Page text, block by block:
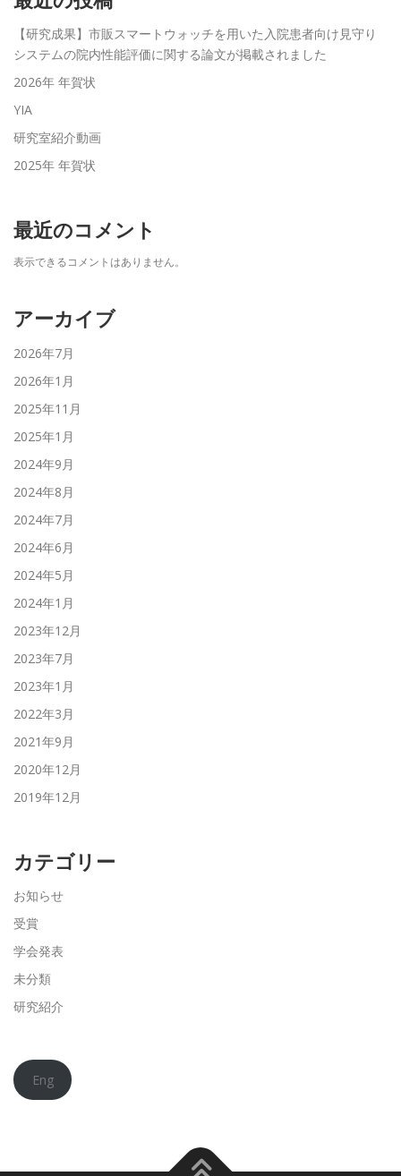
【研究成果】市販スマートウォッチを用いた入院患者向け見守り
システムの院内性能評価に関する論文が掲載されました
2026年 年賀状
YIA
研究室紹介動画
2025年 年賀状
最近のコメント
表示できるコメントはありません。
アーカイブ
2026年7月
2026年1月
2025年11月
2025年1月
2024年9月
2024年8月
2024年7月
2024年6月
2024年5月
2024年1月
2023年12月
2023年7月
2023年1月
2022年3月
2021年9月
2020年12月
2019年12月
カテゴリー
お知らせ
受賞
学会発表
未分類
研究紹介
Eng